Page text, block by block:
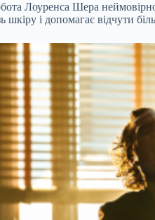
Лоуренса Шера
шкіру і допомагає відчути